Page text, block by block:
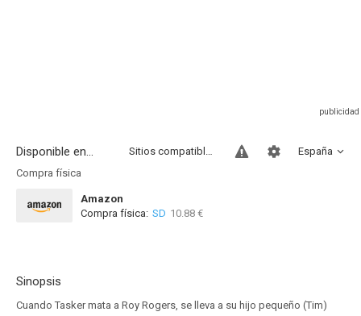
Disponible en... España
Sitios compatibles
Compra física
Amazon
Compra física: SD 10.88 €
Sinopsis
Cuando Tasker mata a Roy Rogers, se lleva a su hijo pequeño (Tim)